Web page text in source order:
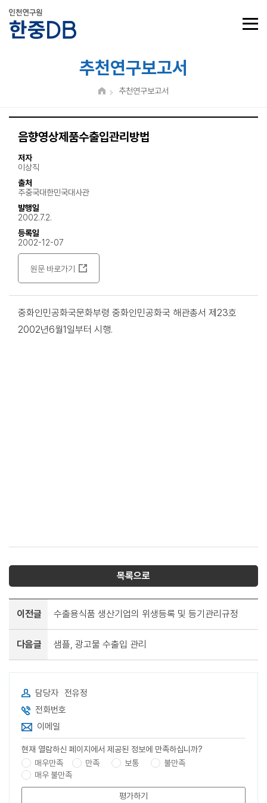
추천연구보고서
추천연구보고서
음향영상제품수출입관리방법
저자
이상직
출처
주중국대한민국대사관
발행일
2002.7.2.
등록일
2002-12-07
원문 바로가기
중화인민공화국문화부령 중화인민공화국 해관총서 제23호
2002년6월1일부터 시행.
목록으로
이전글 수출용식품 생산기업의 위생등록 및 등기관리규정
다음글 샘플, 광고물 수출입 관리
담당자 전유정
전화번호
이메일
현재 열람하신 페이지에서 제공된 정보에 만족하십니까?
매우만족
만족 보통
불만족
매우 불만족
평가하기